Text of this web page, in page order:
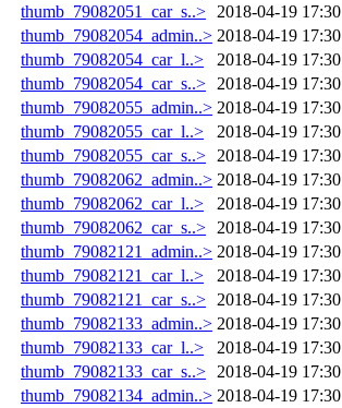
thumb_79082051_car_s..>
2018-04-19 17:30
thumb_79082054_admin..> 2018-04-19 17:30
thumb_79082054_car_l..>
2018-04-19 17:30
thumb_79082054_car_s..>
2018-04-19 17:30
thumb_79082055_admin..> 2018-04-19 17:30
thumb_79082055_car_l..>
2018-04-19 17:30
thumb_79082055_car_s..>
2018-04-19 17:30
thumb_79082062_admin..> 2018-04-19 17:30
thumb_79082062_car_l..>
2018-04-19 17:30
thumb_79082062_car_s..>
2018-04-19 17:30
thumb_79082121_admin..> 2018-04-19 17:30
thumb_79082121_car_l..>
2018-04-19 17:30
thumb_79082121_car_s..>
2018-04-19 17:30
thumb_79082133_admin..> 2018-04-19 17:30
thumb_79082133_car_l..>
2018-04-19 17:30
thumb_79082133_car_s..>
2018-04-19 17:30
thumb_79082134_admin..> 2018-04-19 17:30